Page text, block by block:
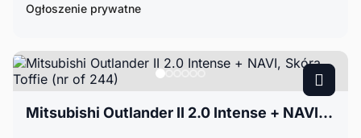
Ogłoszenie prywatne
Mitsubishi Outlander II 2.0 Intense + NAVI, Skóra Toffie (nr of 244)